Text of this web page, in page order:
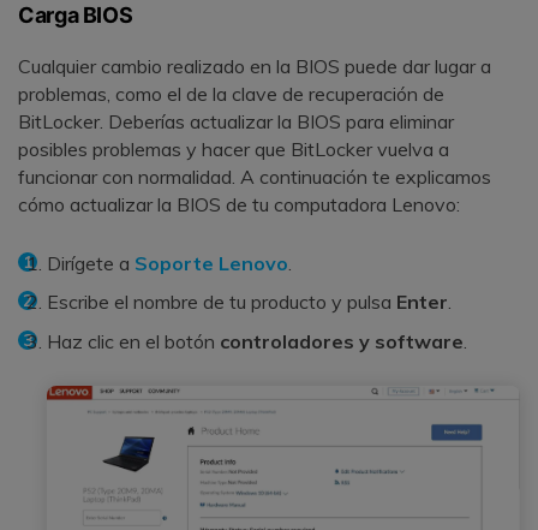
Carga BIOS
Cualquier cambio realizado en la BIOS puede dar lugar a
problemas, como el de la clave de recuperación de
BitLocker. Deberías actualizar la BIOS para eliminar
posibles problemas y hacer que BitLocker vuelva a
funcionar con normalidad. A continuación te explicamos
cómo actualizar la BIOS de tu computadora Lenovo:
Dirígete a Soporte Lenovo
Escribe el nombre de tu producto y pulsa Enter.
Haz clic en el botón controladores y software